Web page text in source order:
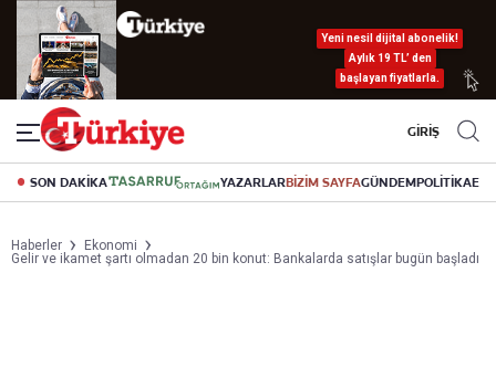
Yeni nesil dijital abonelik!
Aylık 19 TL’ den
başlayan fiyatlarla.
GİRİŞ
SON DAKİKA YAZARLARBİZİM SAYFAGÜNDEMPOLİTİKA
Haberler
Ekonomi
Gelir ve ikamet şartı olmadan 20 bin konut: Bankalarda satışlar bugün başladı